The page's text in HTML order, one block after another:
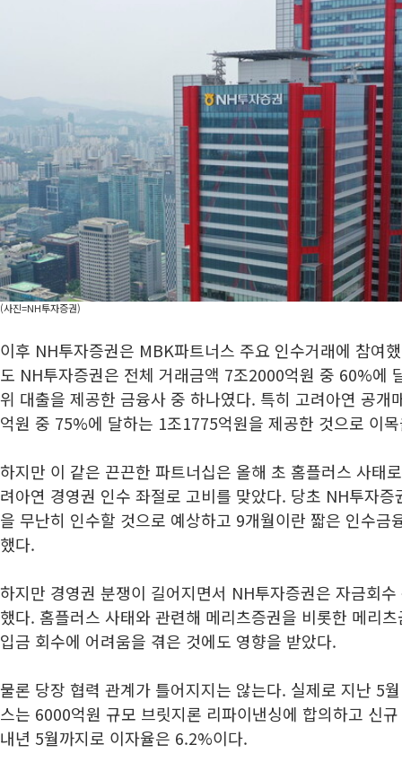
(사진=NH투자증권)
이후 NH투자증권은 MBK파트너스 주요 인수거래에 참여
도 NH투자증권은 전체 거래금액 7조2000억원 중 60%에
위 대출을 제공한 금융사 중 하나였다. 특히 고려아연 공개
억원 중 75%에 달하는 1조1775억원을 제공한 것으로 이
하지만 이 같은 끈끈한 파트너십은 올해 초 홈플러스 사태
려아연 경영권 인수 좌절로 고비를 맞았다. 당초 NH투자
을 무난히 인수할 것으로 예상하고 9개월이란 짧은 인수금
했다.
하지만 경영권 분쟁이 길어지면서 NH투자증권은 자금회
했다. 홈플러스 사태와 관련해 메리츠증권을 비롯한 메리
입금 회수에 어려움을 겪은 것에도 영향을 받았다.
물론 당장 협력 관계가 틀어지지는 않는다. 실제로 지난 5
스는 6000억원 규모 브릿지론 리파이낸싱에 합의하고 신
내년 5월까지로 이자율은 6.2%이다.